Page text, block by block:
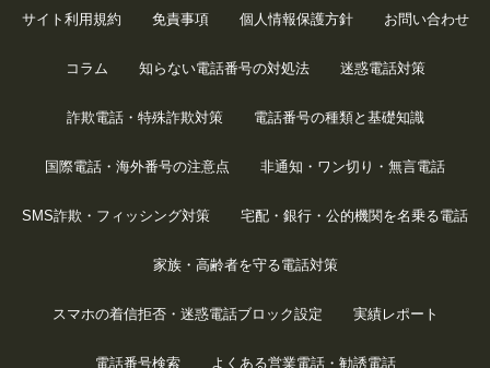
サイト利用規約 免責事項 個人情報保護方針 お問い合わせ
コラム 知らない電話番号の対処法 迷惑電話対策
詐欺電話・特殊詐欺対策 電話番号の種類と基礎知識
国際電話・海外番号の注意点 非通知・ワン切り・無言電話
SMS詐欺・フィッシング対策 宅配・銀行・公的機関を名乗る電話
家族・高齢者を守る電話対策
スマホの着信拒否・迷惑電話ブロック設定 実績レポート
電話番号検索 よくある営業電話・勧誘電話